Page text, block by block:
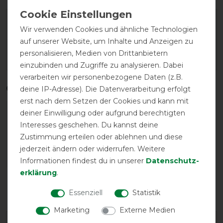
Geld-Zurück-Garantie
Herstellergarantie
Qualitätsstufen
Reißfestigkeit
Wir verwenden Cookies und ähnliche Technologien
auf unserer Website, um Inhalte und Anzeigen zu
personalisieren, Medien von Drittanbietern
einzubinden und Zugriffe zu analysieren. Dabei
verarbeiten wir personenbezogene Daten (z.B.
deine IP-Adresse). Die Datenverarbeitung erfolgt
erst nach dem Setzen der Cookies und kann mit
deiner Einwilligung oder aufgrund berechtigten
Interesses geschehen. Du kannst deine
Zustimmung erteilen oder ablehnen und diese
jederzeit ändern oder widerrufen. Weitere
Informationen findest du in unserer Daten­schutz­
erklärung.
Essenziell
Statistik
Marketing
Externe Medien